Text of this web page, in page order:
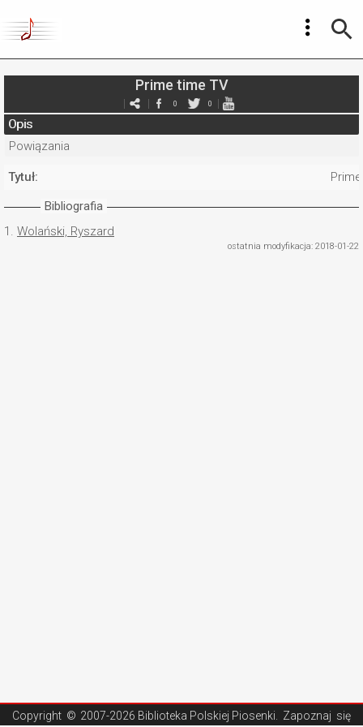
Prime time TV
0 0
Opis
Powiązania
Tytuł:
Bibliografia
1. Wolański, Ryszard
ostatnia modyfikacja: 2018-01-22
Copyright © 2007-2026 Biblioteka Polskiej Piosenki . Zapoznaj się